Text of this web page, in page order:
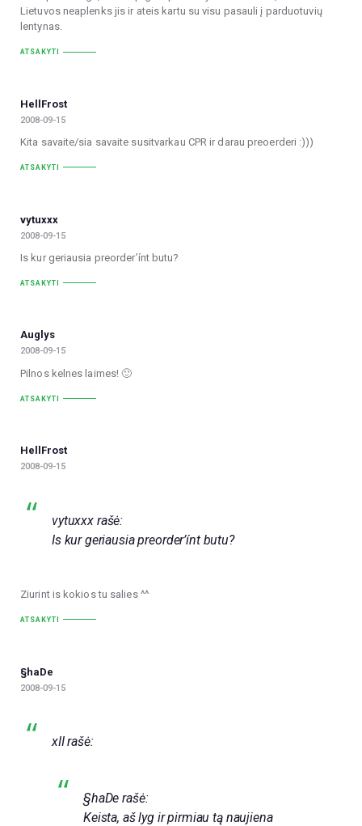
Lietuvos neaplenks jis ir ateis kartu su visu pasauli į parduotuvių
lentynas.
ATSAKYTI
HellFrost
2008-09-15
Kita savaite/sia savaite susitvarkau CPR ir darau preoerderi :)))
ATSAKYTI
vytuxxx
2008-09-15
Is kur geriausia preorder’ínt butu?
ATSAKYTI
Auglys
2008-09-15
Pilnos kelnes laimes! 🙂
ATSAKYTI
HellFrost
2008-09-15
vytuxxx rašė:
Is kur geriausia preorder’ínt butu?
Ziurint is kokios tu salies ^^
ATSAKYTI
§haDe
2008-09-15
xII rašė:
§haDe rašė:
Keista, aš lyg ir pirmiau tą naujiena